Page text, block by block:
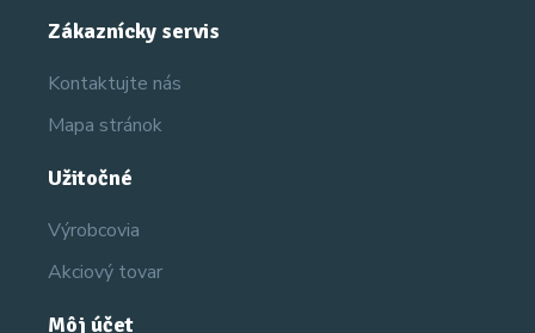
Zákaznícky servis
Kontaktujte nás
Mapa stránok
Užitočné
Výrobcovia
Akciový tovar
Môj účet